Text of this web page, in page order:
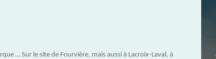
… Sur le site de Fourvière, mais aussi à Lacroix-Laval, à